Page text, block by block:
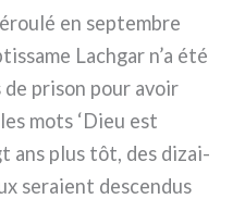
en sep­tem­bre
Lachgar n’a été
de pri­son pour avoir
mots ‘Dieu est
ans plus tôt, des dizai­
sera­ient descen­dus